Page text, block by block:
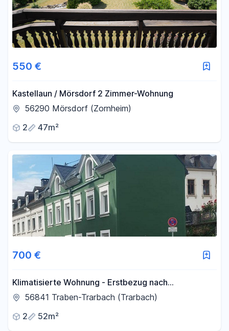
550 €
Kastellaun / Mörsdorf 2 Zimmer-Wohnung
56290 Mörsdorf (Zornheim)
2
47m²
700 €
Klimatisierte Wohnung - Erstbezug nach
Kernsanierung
56841 Traben-Trarbach (Trarbach)
2
52m²